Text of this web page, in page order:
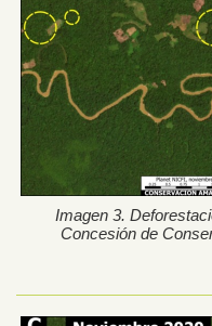
Imagen 3.
Concesión de